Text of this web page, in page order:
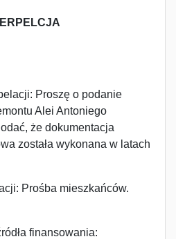
Proszę o podanie
Alei Antoniego
że dokumentacja
została wykonana w latach
Prośba mieszkańców.
finansowania: